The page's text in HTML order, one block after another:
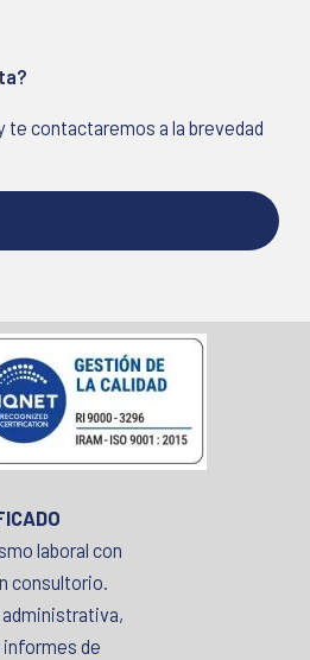
te contactaremos a la brevedad
laboral con
consultorio.
de